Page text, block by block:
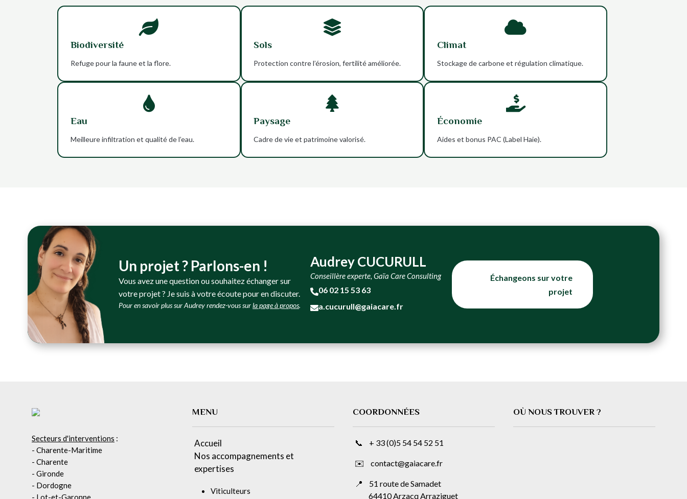

Biodiversité
Refuge pour la faune et la flore.

Sols
Protection contre l’érosion, fertilité améliorée.

Climat
Stockage de carbone et régulation climatique.

Eau
Meilleure infiltration et qualité de l’eau.

Paysage
Cadre de vie et patrimoine valorisé.

Économie
Aides et bonus PAC (Label Haie).
Un projet ? Parlons-en !
Vous avez une question ou souhaitez échanger sur
votre projet ? Je suis à votre écoute pour en discuter.
Pour en savoir plus sur Audrey rendez-vous surla page à propos.
Audrey CUCURULL
Conseillère experte, Gaïa Care Consulting
06 02 15 53 63
a.cucurull@gaiacare.fr
Échangeons sur votre
projet
Secteurs d'interventions :
- Charente-Maritime
- Charente
- Gironde
- Dordogne
- Lot-et-Garonne
MENU
Accueil
Nos accompagnements et
expertises
Viticulteurs
COORDONNÉES
📞 + 33 (0)5 54 54 52 51
✉️ contact@gaiacare.fr
📍 51 route de Samadet
64410 Arzacq Arraziguet
OÙ NOUS TROUVER ?